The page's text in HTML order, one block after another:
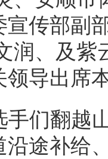
传部副
润、及紫
导出席
们翻越山
沿途补给